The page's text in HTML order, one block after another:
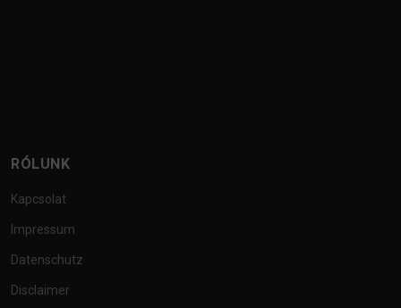
RÓLUNK
Kapcsolat
Impressum
Datenschutz
Disclaimer